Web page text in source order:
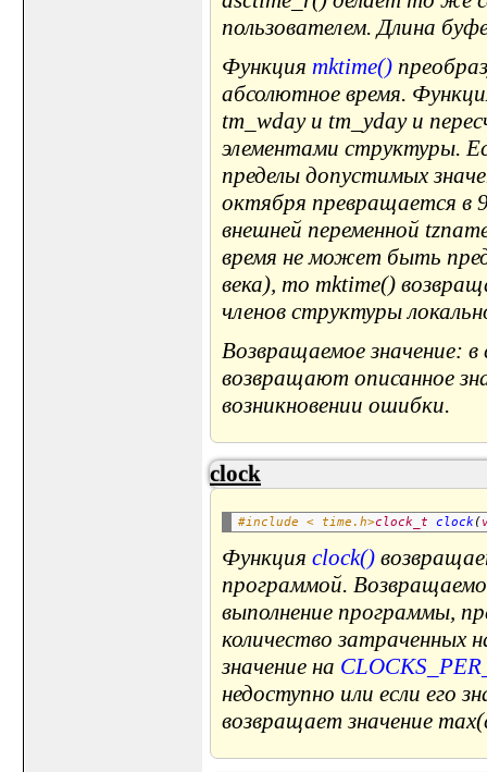
пользователем. Длина
Функция mktime()
абсолютное время.
tm_wday и tm_yday и
элементами структуры.
пределы допустимых
октября превращается в
внешней переменной
время не может быть
века), то mktime()
членов структуры
Возвращаемое значение: в
возвращают описанное
возникновении ошибки.
clock
#include < time.h>clock_t clock (
Функция clock()
программой.
выполнение программы,
количество затраченных
значение на
недоступно или если его
возвращает значение